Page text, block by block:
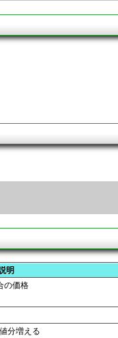
明
の価格
分増える